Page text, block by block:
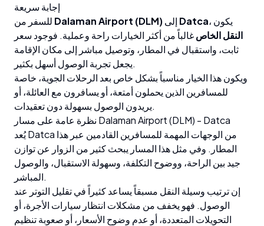
إجابة سريعة
Dalaman Airport (DLM) Datca ، يكون
النقل الخاصغالباً من أكثر الخيارات راحة وعملية. فوجود سعر
ثابت، واستقبال في المطار، وتوصيل مباشر إلى مكان الإقامة
يجعل تجربة الوصول أسهل بكثير.
ويكون هذا الخيار مناسباً بشكل خاص بعد الرحلات الجوية، خاصة
للمسافرين الذين يحملون أمتعة، أو يسافرون مع العائلة، أو
يريدون الوصول بسهولة دون تعقيدات.
نظرة عامة على مسار Dalaman Airport (DLM) - Datca
يُعد Datca من الوجهات المهمة للمسافرين القادمين عبر هذا
المطار. وفي مثل هذا المسار يبحث كثير من الزوار عن توازن
جيد بين الراحة، ووضوح التكلفة، وسهولة الاستقبال، والوصول
المباشر.
إن ترتيب وسيلة النقل مسبقاً يساعد كثيراً في تقليل التوتر عند
الوصول. فهو يخفف من مشكلات انتظار سيارات الأجرة، أو
التحويلات المتعددة، أو عدم وضوح الأسعار، أو صعوبة تنظيم